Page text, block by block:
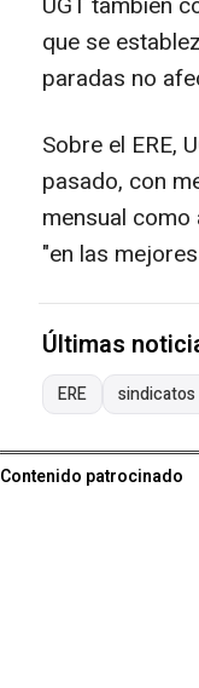
que se
paradas no
Sobre el ERE,
pasado, con
mensual
"en las
Últimas
ERE sindicatos
Contenido patrocinado